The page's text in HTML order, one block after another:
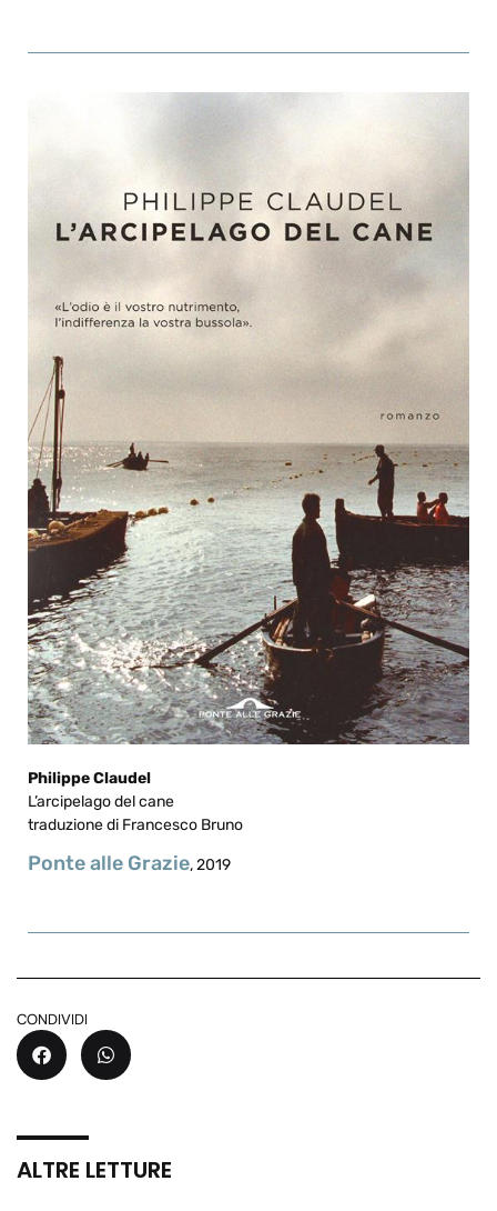
Philippe Claudel
L’arcipelago del cane
traduzione di Francesco Bruno
Ponte alle Grazie, 2019
CONDIVIDI
ALTRE LETTURE